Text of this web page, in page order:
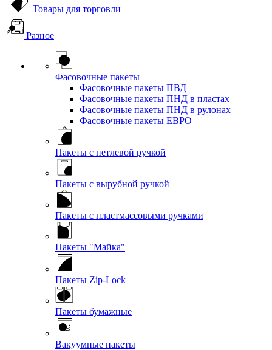
Товары для торговли
Разное
Фасовочные пакеты
Фасовочные пакеты ПВД
Фасовочные пакеты ПНД в пластах
Фасовочные пакеты ПНД в рулонах
Фасовочные пакеты ЕВРО
Пакеты с петлевой ручкой
Пакеты с вырубной ручкой
Пакеты с пластмассовыми ручками
Пакеты "Майка"
Пакеты Zip-Lock
Пакеты бумажные
Вакуумные пакеты